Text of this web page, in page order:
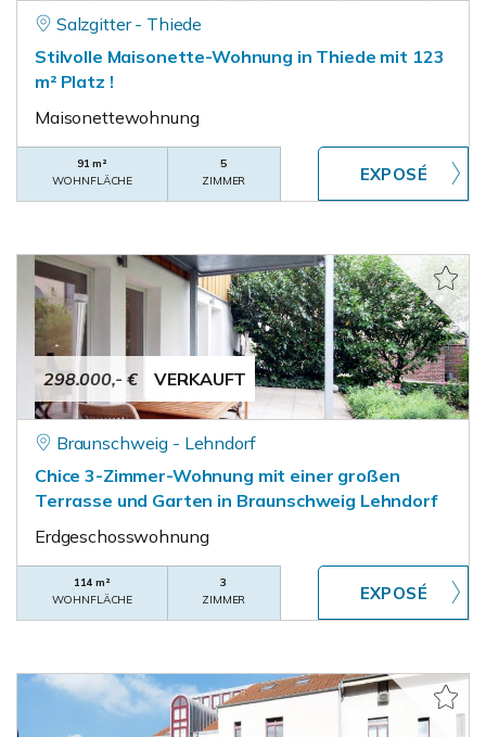
Salzgitter - Thiede
Stilvolle Maisonette-Wohnung in Thiede mit 123
m² Platz !
Maisonettewohnung
91 m²
WOHNFLÄCHE
5
ZIMMER
298.000,- € VERKAUFT
Braunschweig - Lehndorf
Chice 3-Zimmer-Wohnung mit einer großen
Terrasse und Garten in Braunschweig Lehndorf
Erdgeschosswohnung
114 m²
WOHNFLÄCHE
3
ZIMMER